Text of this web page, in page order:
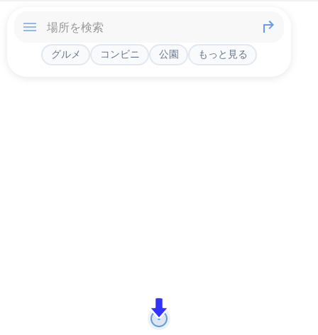
グルメ コンビニ 公園 もっと見る